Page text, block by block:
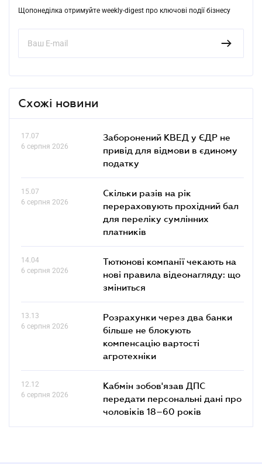
Щопонеділка отримуйте weekly-digest про ключові події бізнесу
Схожі новини
17.07
6 серпня 2026
Заборонений КВЕД у ЄДР не
привід для відмови в єдиному
податку
15.07
6 серпня 2026
Скільки разів на рік
перераховують прохідний бал
для переліку сумлінних
платників
14.04
6 серпня 2026
Тютюнові компанії чекають на
нові правила відеонагляду: що
зміниться
13.13
6 серпня 2026
Розрахунки через два банки
більше не блокують
компенсацію вартості
агротехніки
12.12
6 серпня 2026
Кабмін зобов'язав ДПС
передати персональні дані про
чоловіків 18–60 років